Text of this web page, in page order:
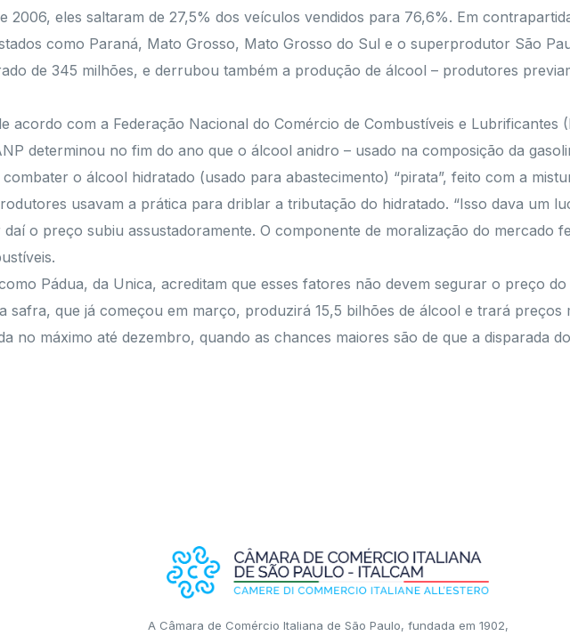
2006, eles saltaram de 27,5% dos veículos vendidos para 76,6%. Em
como Paraná, Mato Grosso, Mato Grosso do Sul e o superprodutor São
de 345 milhões, e derrubou também a produção de álcool – produtores
acordo com a Federação Nacional do Comércio de Combustíveis e Lubrificantes
determinou no fim do ano que o álcool anidro – usado na composição da
o álcool hidratado (usado para abastecimento) “pirata”, feito com a
usavam a prática para driblar a tributação do hidratado. “Isso dava um
o preço subiu assustadoramente. O componente de moralização do mercado
Pádua, da Unica, acreditam que esses fatores não devem segurar o preço
safra, que já começou em março, produzirá 15,5 bilhões de álcool e trará preços
no máximo até dezembro, quando as chances maiores são de que a disparada
A Câmara de Comércio Italiana de São Paulo, fundada em 1902,